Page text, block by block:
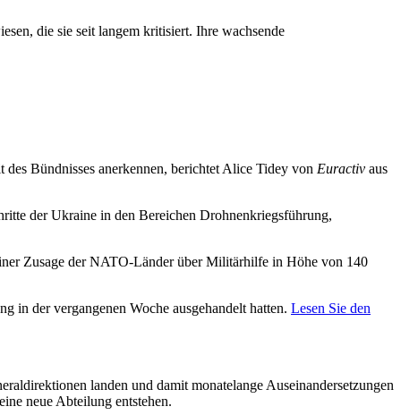
die sie seit langem kritisiert. Ihre wachsende
Bündnisses anerkennen, berichtet Alice Tidey von Euractiv aus
der Ukraine in den Bereichen Drohnenkriegsführung,
Zusage der NATO-Länder über Militärhilfe in Höhe von 140
in der vergangenen Woche ausgehandelt hatten. Lesen Sie den
landen und damit monatelange Auseinandersetzungen
neue Abteilung entstehen.